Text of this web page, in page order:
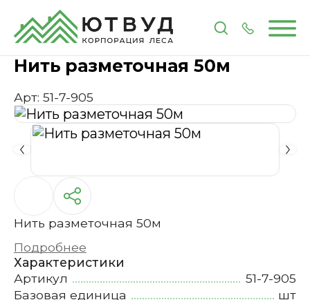
ГлавнаяКаталогМетизы и крепеж Нить
Нить разметочная 50м
Арт: 51-7-905
Нить разметочная 50м
Подробнее
Характеристики
Артикул
51-7-905
Базовая единица
шт